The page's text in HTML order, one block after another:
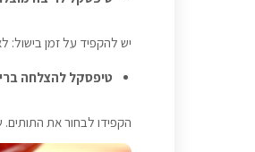
יש להקפיד על זמן בישול:
טיפסקל להצלחה
הקפידו לבחור את התותים.